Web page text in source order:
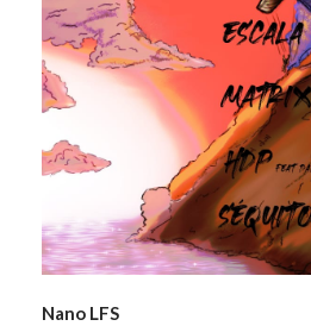
Nano LFS